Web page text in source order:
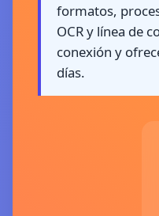
formatos,
OCR y línea de
conexión y
días.